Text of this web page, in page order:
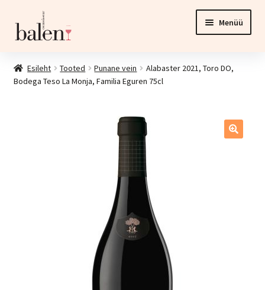
navigeerimisele
sisu
Menüü
Tooted
Ava
Esinduspood ja veinikelder
Esileht Tooted Punane vein
Alabaster 2021, Toro DO,
Bodega Teso La Monja, Familia Eguren 75cl